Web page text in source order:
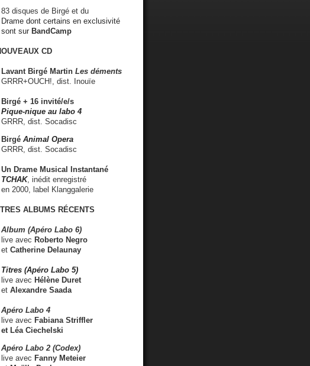
83 disques de Birgé et du
Drame dont certains en exclusivité
sont sur BandCamp
CD
Lavant Birgé Martin Les déments
GRRR+OUCH!, dist. Inouïe
Birgé + 16 invité/e/s
Pique-nique au labo 4
GRRR, dist. Socadisc
Birgé Animal Opera
GRRR, dist. Socadisc
Un Drame Musical Instantané
TCHAK, inédit enregistré
en 2000, label Klanggalerie
ALBUMS RÉCENTS
Album (Apéro Labo 6)
live avec Roberto Negro
et Catherine Delaunay
Titres (Apéro Labo 5)
avec Hélène Duret
et Alexandre Saada
Apéro Labo 4
live avec Fabiana Striffler
et Léa Ciechelski
Apéro Labo 2 (Codex)
live avec Fanny Meteier